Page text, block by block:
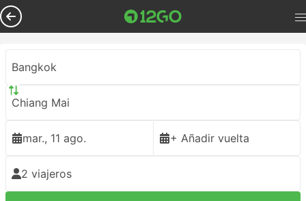
Bangkok
Chiang Mai
mar., 11 ago. + Añadir vuelta
2 viajeros